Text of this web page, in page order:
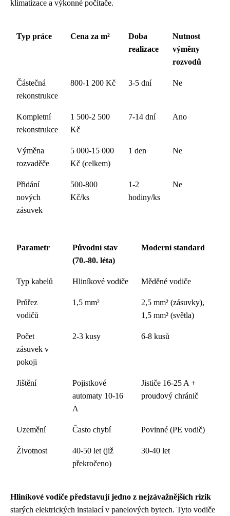
klimatizace a výkonné počítače.
Typ práce Cena za m²
Doba
realizace
Nutnost
výměny
rozvodů
Částečná
rekonstrukce
800-1 200 Kč 3-5 dní Ne
Kompletní
rekonstrukce
1 500-2 500
Kč
7-14 dní Ano
Výměna
rozvaděče
5 000-15 000
Kč (celkem)
1 den Ne
Přidání
nových
zásuvek
500-800
Kč/ks
1-2
hodiny/ks
Ne
Parametr
Původní stav
(70.-80. léta)
Moderní standard
Typ kabelů Hliníkové vodiče Měděné vodiče
Průřez
vodičů
1,5 mm²
2,5 mm² (zásuvky),
1,5 mm² (světla)
Počet
zásuvek v
pokoji
2-3 kusy 6-8 kusů
Jištění
Pojistkové
automaty 10-16
A
Jističe 16-25 A +
proudový chránič
Uzemění Často chybí Povinné (PE vodič)
Životnost
40-50 let (již
překročeno)
30-40 let
Hliníkové vodiče představují jedno z nejzávažnějších rizik
starých elektrických instalací v panelových bytech. Tyto vodiče